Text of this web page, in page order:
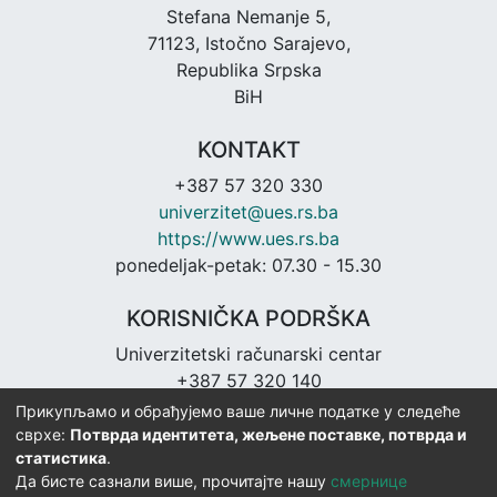
Stefana Nemanje 5,
71123, Istočno Sarajevo,
Republika Srpska
BiH
KONTAKT
+387 57 320 330
univerzitet@ues.rs.ba
https://www.ues.rs.ba
ponedeljak-petak: 07.30 - 15.30
KORISNIČKA PODRŠKA
Univerzitetski računarski centar
+387 57 320 140
urc@ues.rs.ba
https://urc.ues.rs.ba
Прикупљамо и обрађујемо ваше личне податке у следеће
сврхе: Потврда идентитета, жељене поставке, потврда и
статистика.
Да бисте сазнали више, прочитајте нашу смернице